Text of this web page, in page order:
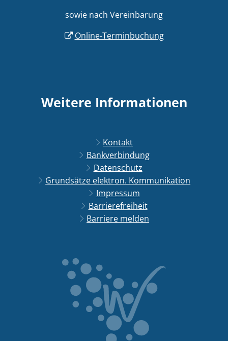
sowie nach Vereinbarung
Online-Terminbuchung
Weitere Informationen
Kontakt
Bankverbindung
Datenschutz
Grundsätze elektron. Kommunikation
Impressum
Barrierefreiheit
Barriere melden